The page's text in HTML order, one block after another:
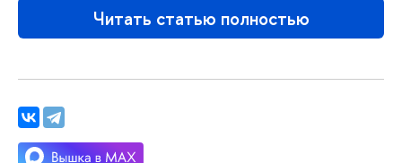
Читать статью полностью